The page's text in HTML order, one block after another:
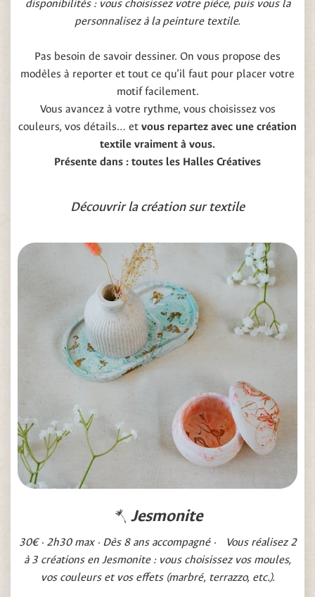
disponibilités : vous choisissez votre pièce, puis vous la
personnalisez à la peinture textile.
Pas besoin de savoir dessiner. On vous propose des
modèles à reporter et tout ce qu’il faut pour placer votre
motif facilement.
Vous avancez à votre rythme, vous choisissez vos
couleurs, vos détails… et vous repartez avec une création
textile vraiment à vous.
Présente dans : toutes les Halles Créatives
Découvrir la création sur textile
Jesmonite
30€ · 2h30 max · Dès 8 ans accompagné · Vous réalisez 2
à 3 créations en Jesmonite : vous choisissez vos moules,
vos couleurs et vos effets (marbré, terrazzo, etc.).